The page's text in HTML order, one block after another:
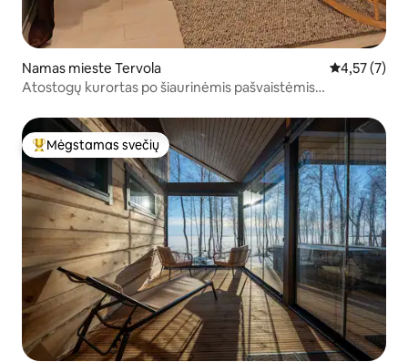
Namas mieste Tervola Vidutinis
4,57 (7)
Atostogų kurortas po šiaurinėmis pašvaistėmis
Svečių mėgstamiausias
Mėgstamas svečių